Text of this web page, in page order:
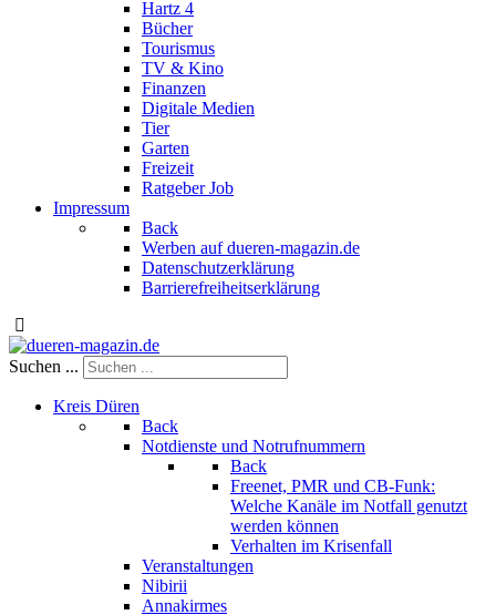
Hartz 4
Bücher
Tourismus
TV & Kino
Finanzen
Digitale Medien
Tier
Garten
Freizeit
Ratgeber Job
Impressum
Back
Werben auf dueren-magazin.de
Datenschutzerklärung
Barrierefreiheitserklärung
Suchen ...
Kreis Düren
Back
Notdienste und Notrufnummern
Back
Freenet, PMR und CB-Funk:
Welche Kanäle im Notfall genutzt
werden können
Verhalten im Krisenfall
Veranstaltungen
Nibirii
Annakirmes